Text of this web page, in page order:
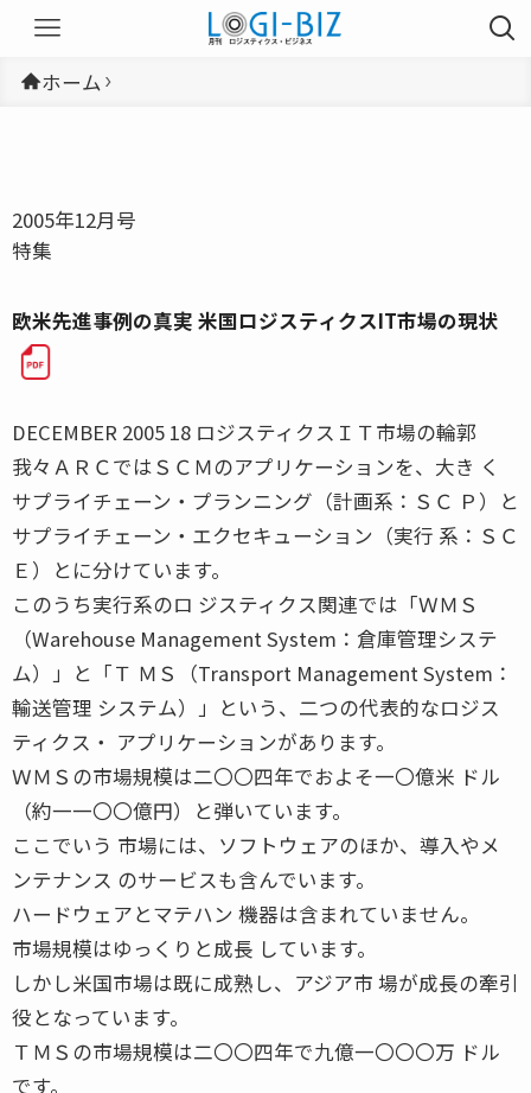
ホーム
2005年12月号
特集
欧米先進事例の真実 米国ロジスティクスIT市場の現状
DECEMBER 2005 18 ロジスティクスＩＴ市場の輪郭
我々ＡＲＣではＳＣＭのアプリケーションを、大き く
サプライチェーン・プランニング（計画系：ＳＣ Ｐ）と
サプライチェーン・エクセキューション（実行 系：ＳＣ
Ｅ）とに分けています。
このうち実行系のロ ジスティクス関連では「ＷＭＳ
（Warehouse Management System：倉庫管理システ
ム）」と「Ｔ ＭＳ（Transport Management System：
輸送管理 システム）」という、二つの代表的なロジス
ティクス・ アプリケーションがあります。
ＷＭＳの市場規模は二〇〇四年でおよそ一〇億米 ドル
（約一一〇〇億円）と弾いています。
ここでいう 市場には、ソフトウェアのほか、導入やメ
ンテナンス のサービスも含んでいます。
ハードウェアとマテハン 機器は含まれていません。
市場規模はゆっくりと成長 しています。
しかし米国市場は既に成熟し、アジア市 場が成長の牽引
役となっています。
ＴＭＳの市場規模は二〇〇四年で九億一〇〇〇万 ドル
です。